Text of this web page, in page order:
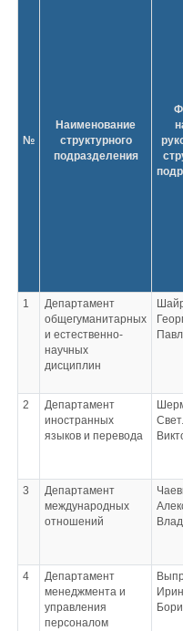
№
Наименование
структурного
подразделения
1
Департамент
общегуманитарных
и естественно-
научных
дисциплин
2
Департамент
иностранных
языков и перевода
3
Департамент
международных
отношений
4
Департамент
менеджмента и
управления
персоналом